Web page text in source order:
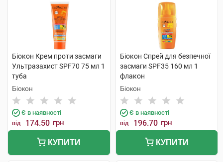
Біокон Крем проти засмаги
Ультразахист SPF70 75 мл 1
туба
Біокон
Є в наявності
від 174.50 грн
КУПИТИ
Біокон Спрей для безпечної
засмаги SPF35 160 мл 1
флакон
Біокон
Є в наявності
від 196.70 грн
КУПИТИ